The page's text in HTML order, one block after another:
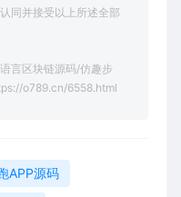
同并接受以上所述全部
言区块链源码/仿趣步
o789.cn/6558.html
APP源码